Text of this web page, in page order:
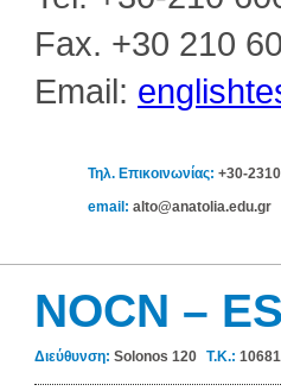
Fax. +30 210
Email:
Τηλ. Επικοινωνίας: +30-
email: alto@anatolia.edu.gr
NOCN –
Διεύθυνση: Solonos 120 Τ.Κ.: 10681